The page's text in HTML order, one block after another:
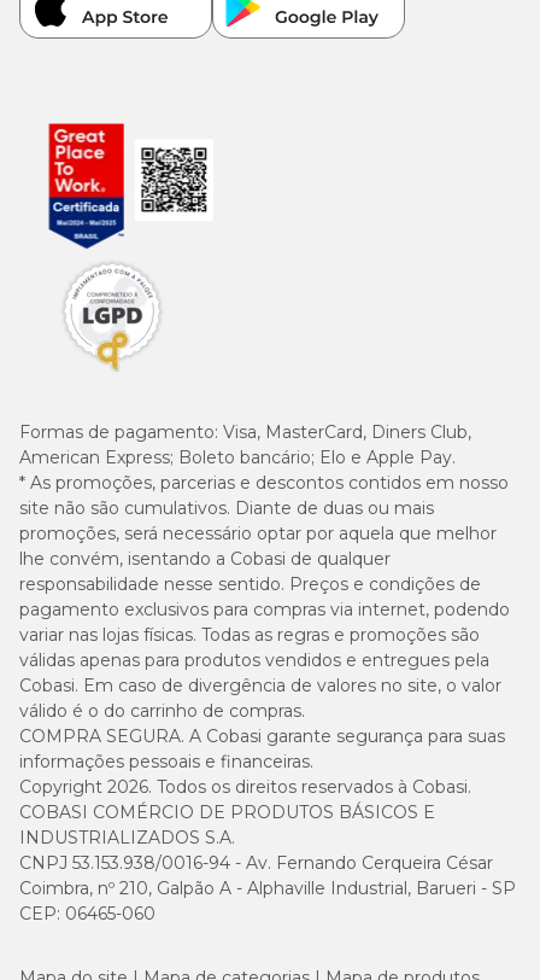
Formas de pagamento: Visa, MasterCard, Diners Club,
American Express; Boleto bancário; Elo e Apple Pay.
* As promoções, parcerias e descontos contidos em nosso
site não são cumulativos. Diante de duas ou mais
promoções, será necessário optar por aquela que melhor
lhe convém, isentando a Cobasi de qualquer
responsabilidade nesse sentido. Preços e condições de
pagamento exclusivos para compras via internet, podendo
variar nas lojas físicas. Todas as regras e promoções são
válidas apenas para produtos vendidos e entregues pela
Cobasi. Em caso de divergência de valores no site, o valor
válido é o do carrinho de compras.
COMPRA SEGURA. A Cobasi garante segurança para suas
informações pessoais e financeiras.
Copyright 2026. Todos os direitos reservados à Cobasi.
COBASI COMÉRCIO DE PRODUTOS BÁSICOS E
INDUSTRIALIZADOS S.A.
CNPJ 53.153.938/0016-94 - Av. Fernando Cerqueira César
Coimbra, nº 210, Galpão A - Alphaville Industrial, Barueri - SP
CEP: 06465-060